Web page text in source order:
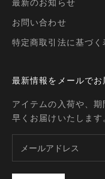
お問い合わせ
特定商取引法に基づく
最新情報をメールでお
アイテムの入荷や、
早くお届けいたします